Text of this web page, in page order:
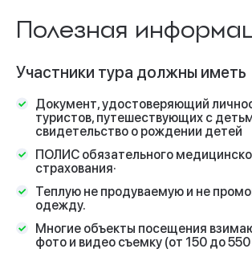
Полезная
Участники тура должны иметь
Документ, удостоверяющий
туристов, путешествующих с
свидетельство о рождении детей
ПОЛИС обязательного
страхования·
Теплую не продуваемую и не
одежду.
Многие объекты посещения
фото и видео съемку (от 150 до